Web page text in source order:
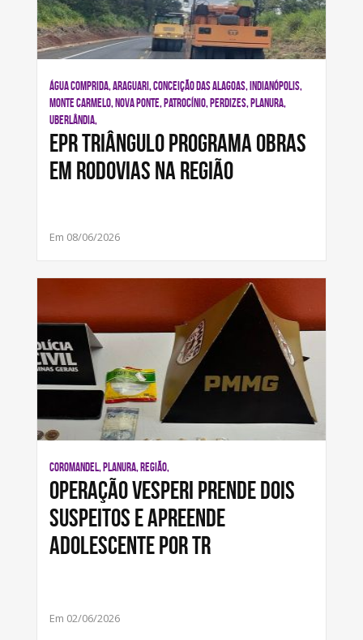
ÁGUA COMPRIDA, ARAGUARI, CONCEIÇÃO DAS ALAGOAS, INDIANÓPOLIS,
MONTE CARMELO, NOVA PONTE, PATROCÍNIO, PERDIZES, PLANURA,
UBERLÂNDIA,
EPR Triângulo programa obras
em rodovias na região
Em 08/06/2026
COROMANDEL, PLANURA, REGIÃO,
Operação Vesperi prende dois
suspeitos e apreende
adolescente por tr
Em 02/06/2026